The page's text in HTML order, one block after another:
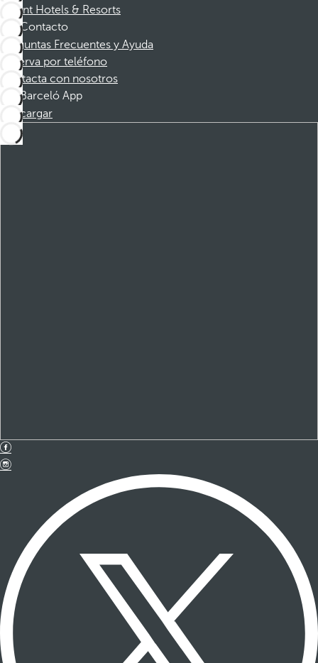
Dorint Hotels & Resorts
Contacto
Preguntas Frecuentes y Ayuda
Reserva por teléfono
Contacta con nosotros
Barceló App
Descargar